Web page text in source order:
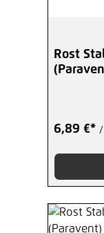
Rost
6,89 €* /